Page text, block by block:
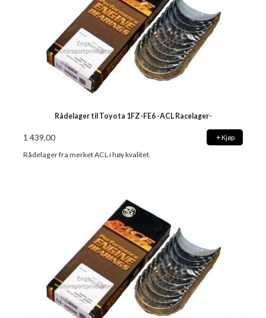
Rådelager til Toyota 1FZ-FE6 -ACL Racelager-
1 439,00 Kjøp
Rådelager fra merket ACL i høy kvalitet.